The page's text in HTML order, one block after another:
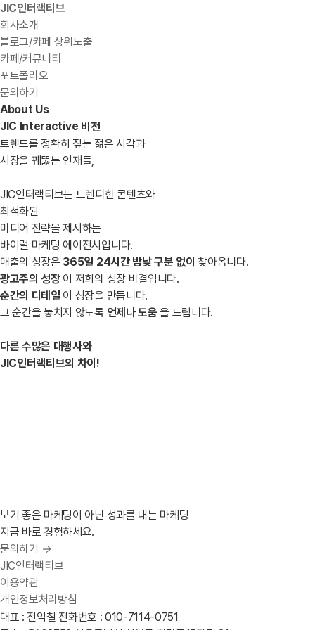
JIC인터랙티브
회사소개
블로그/카페 상위노출
카페/커뮤니티
포트폴리오
문의하기
About Us
JIC Interactive 비전
트렌드를 정확히 짚는 젊은 시각과
시장을 꿰뚫는 인재들,
JIC인터랙티브는 트렌디한 콘텐츠와
최적화된
미디어 전략을 제시하는
바이럴 마케팅 에이전시입니다.
매출의 성장은 365일 24시간 밤낮 구분 없이 찾아옵니다.
광고주의 성장이 저희의 성장 비결입니다.
순간의 디테일 이 성장을 만듭니다.
그 순간을 놓치지 않도록 언제나 도움 을 드립니다.
다른 수많은 대행사와
JIC인터랙티브의 차이!
보기 좋은 마케팅이 아닌 성과를 내는 마케팅
지금 바로 경험하세요.
문의하기
→
JIC인터랙티브
이용약관
개인정보처리방침
대표 : 전익철 전화번호 : 010-7114-0751